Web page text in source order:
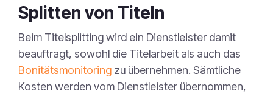
Splitten von Titeln
Beim Titelsplitting wird ein Dienstleister damit
beauftragt, sowohl die Titelarbeit als auch das
Bonitätsmonitoring zu übernehmen. Sämtliche
Kosten werden vom Dienstleister übernommen,